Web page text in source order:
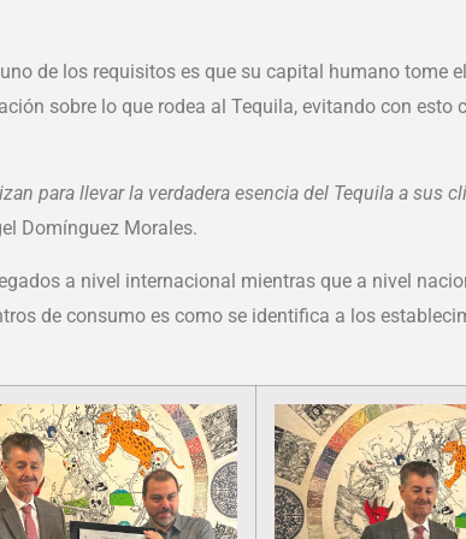
de los requisitos es que su capital humano tome
sobre lo que rodea al Tequila, evitando con esto
para llevar la verdadera esencia del Tequila a sus
Domínguez Morales.
a nivel internacional mientras que a nivel
de consumo es como se identifica a los